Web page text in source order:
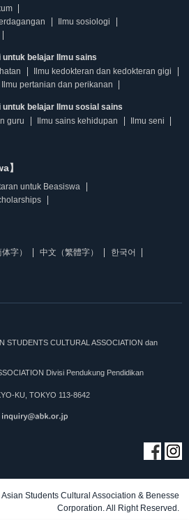
Ilmu sosiologi
belajar Ilmu sains
Ilmu kedokteran dan kedokteran gigi
Ilmu pertanian dan perikanan
belajar Ilmu sosial sains
guru
Ilmu sains kehidupan
Ilmu seni
】
untuk Beasiswa
字） 中文（繁體字）
한국어
STUDENTS CULTURAL ASSOCIATION dan
Divisi Pendukung Pendidikan
KU, TOKYO 113-8642
Students Cultural Association & Benesse
Corporation. All Right Reserved.